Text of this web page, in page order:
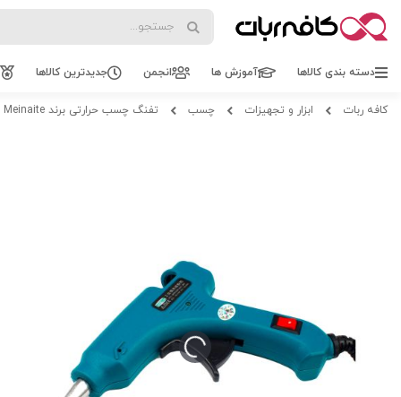
دسته بندی کالاها آموزش ها انجمن جدیدترین کالاها
کافه ربات ابزار و تجهیزات چسب تفنگ چسب حرارتی برند Meinaite